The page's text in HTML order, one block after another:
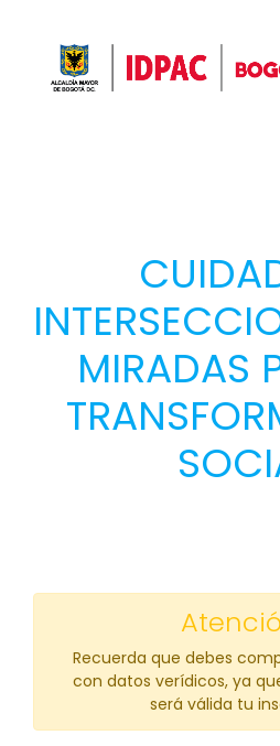
MIRADAS
Recuerda que debes
con datos verídicos, ya
será válida tu